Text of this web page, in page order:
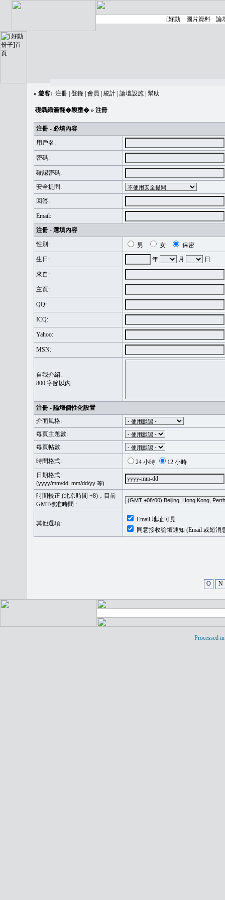
» 遊客: 注冊 登錄 會員 統計 論壇設施 幫助
礎聶織簷翻�䪖壅� » 注冊
注冊 - 必填內容
用戶名:
密碼:
確認密碼:
安全提問:
回答:
Email:
注冊 - 選填內容
性別:
男 女
保密
生日:
年 月 日
來自:
主頁:
QQ:
ICQ:
Yahoo:
MSN:
自我介紹:
800 字節以內
注冊 - 論壇個性化設置
介面風格:
每頁主題數:
每頁帖數:
時間格式:
24 小時
12 小時
日期格式:
(yyyy/mm/dd, mm/dd/yy 等)
時間較正 (北京時間 +8)，目前
GMT標准時間 :
其他選項:
Email 地址可見
同意接收論壇通知 (Email 或短消
O N
Processed